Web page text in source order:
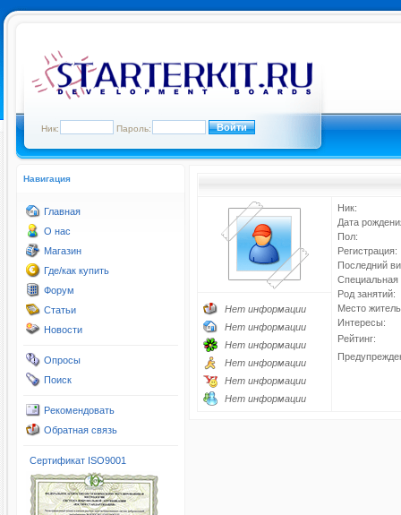
Ник: Пароль:
Навигация
Главная
О нас
Магазин
Где/как купить
Форум
Статьи
Новости
Опросы
Поиск
Рекомендовать
Обратная связь
Сертификат ISO9001
Ник:
Дата
Пол:
Регистрация:
Последний
Специальная
Род занятий:
Место
Интересы:
Рейтинг:
Нет информации
Нет информации
Нет информации
Нет информации
Нет информации
Нет информации